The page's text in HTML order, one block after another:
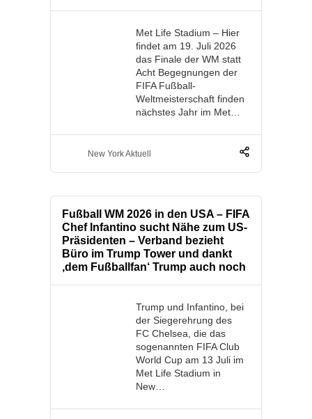
Met Life Stadium – Hier
findet am 19. Juli 2026
das Finale der WM statt
Acht Begegnungen der
FIFA Fußball-
Weltmeisterschaft finden
nächstes Jahr im Met…
New York Aktuell
Fußball WM 2026 in den USA – FIFA
Chef Infantino sucht Nähe zum US-
Präsidenten – Verband bezieht
Büro im Trump Tower und dankt
‚dem Fußballfan‘ Trump auch noch
Trump und Infantino, bei
der Siegerehrung des
FC Chelsea, die das
sogenannten FIFA Club
World Cup am 13 Juli im
Met Life Stadium in
New…